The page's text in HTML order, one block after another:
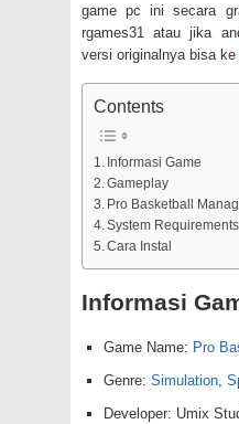
game pc ini secara
rgames31 atau jika
versi originalnya bisa ke
Contents
Informasi Game
Gameplay
Pro Basketball
System Requirements
Cara Instal
Informasi
Game Name: Pro
Genre: Simulation,
Developer: Umix